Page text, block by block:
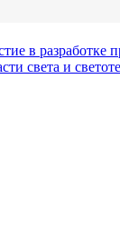
в разработке
света и